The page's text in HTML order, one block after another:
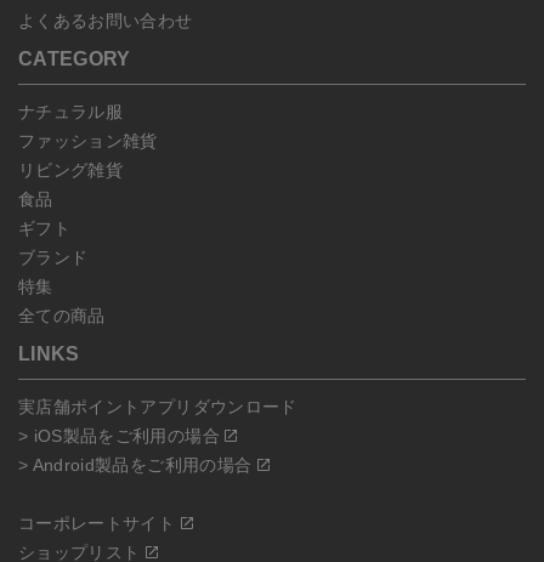
よくあるお問い合わせ
CATEGORY
ナチュラル服
ファッション雑貨
リビング雑貨
食品
ギフト
ブランド
特集
全ての商品
LINKS
実店舗ポイントアプリダウンロード
> iOS製品をご利用の場合
> Android製品をご利用の場合
コーポレートサイト
ショップリスト